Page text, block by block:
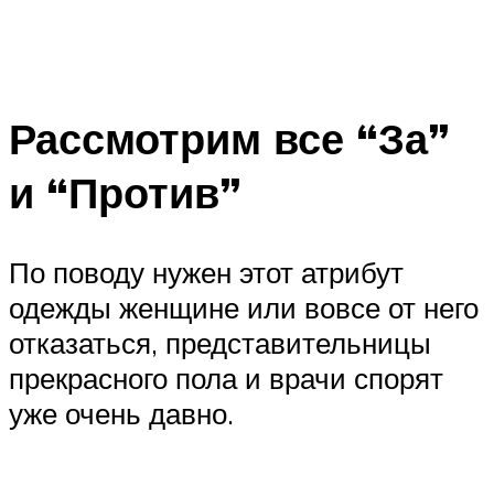
Рассмотрим все “За”
и “Против”
По поводу нужен этот атрибут
одежды женщине или вовсе от него
отказаться, представительницы
прекрасного пола и врачи спорят
уже очень давно.